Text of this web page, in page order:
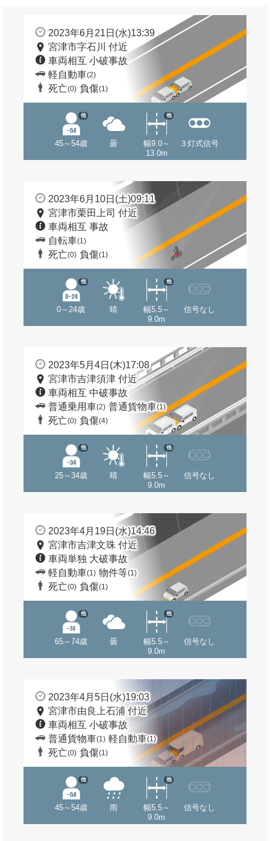
2023年6月21日(水)13:39
宮津市字石川 付近
車両相互 小破事故
軽自動車(2)
死亡(0) 負傷(1)
45～54歳
他
曇
幅9.0～
13.0m
他
３灯式信号
2023年6月10日(土)09:11
宮津市栗田上司 付近
車両相互 事故
自転車(1)
死亡(0) 負傷(1)
0～24歳
他
晴
幅5.5～
9.0m
他
信号なし
2023年5月4日(木)17:08
宮津市吉津須津 付近
車両相互 中破事故
普通乗用車(2) 普通貨物車(1)
死亡(0) 負傷(4)
25～34歳
他
晴
幅5.5～
9.0m
他
信号なし
2023年4月19日(水)14:46
宮津市吉津文珠 付近
車両単独 大破事故
軽自動車(1) 物件等(1)
死亡(0) 負傷(1)
65～74歳
他
曇
幅5.5～
9.0m
他
信号なし
2023年4月5日(水)19:03
宮津市由良上石浦 付近
車両相互 小破事故
普通貨物車(1) 軽自動車(1)
死亡(0) 負傷(1)
45～54歳
他
雨
幅5.5～
9.0m
他
信号なし